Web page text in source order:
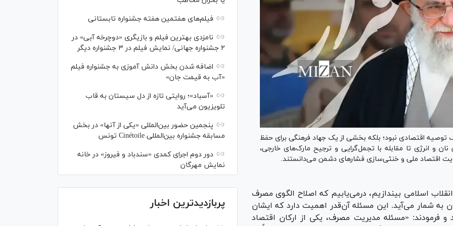
توصیه اقتصادی نبود؛ بلکه بخشی از یک جهاد فرهنگی برای حفظ
و انرژی تا مقابله با تجمل‌گرایی و ترجیح مارک‌های خارجی،
اقتصاد ملی و خنثی‌سازی فشارهای دشمن می‌دانستند.
اسلامی بیندازیم، درمی‌یابیم که اصلاح الگوی مصرف
به شمار می‌آید. این مسئله آن‌قدر اهمیت دارد که ایشان
و فرمودند: «مسئله مدیریت مصرف، یکی از ارکان اقتصاد
فیلم‌های هفتمین هفته جشنواره تابستانی
نامزدی بهترین فیلم و بازیگری «دوچرخه آبی» در
۲ جشنواره جهانی/ نمایش فیلم در ۳ جشنواره دیگر
اضافه شدن بخش دانش آموزی به جشنواره فیلم
«آب به قیمت جان»
«آسباد»؛ روایتی تازه از دل سیستان به قاب
تلویزیون می‌آید
پنجمین حضور بین‌المللی «یکی از آنها» در بخش
مسابقه جشنواره بین‌المللی Cinétoile تونس
دور دوم اجرای کمدی «سندباد و فیروز» در خانه
نمایش مهرگان
پربازدیدترین اخبار